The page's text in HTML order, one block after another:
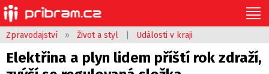
Zpravodajství » Život a styl Události v kraji
Elektřina a plyn lidem příští rok zdraží,